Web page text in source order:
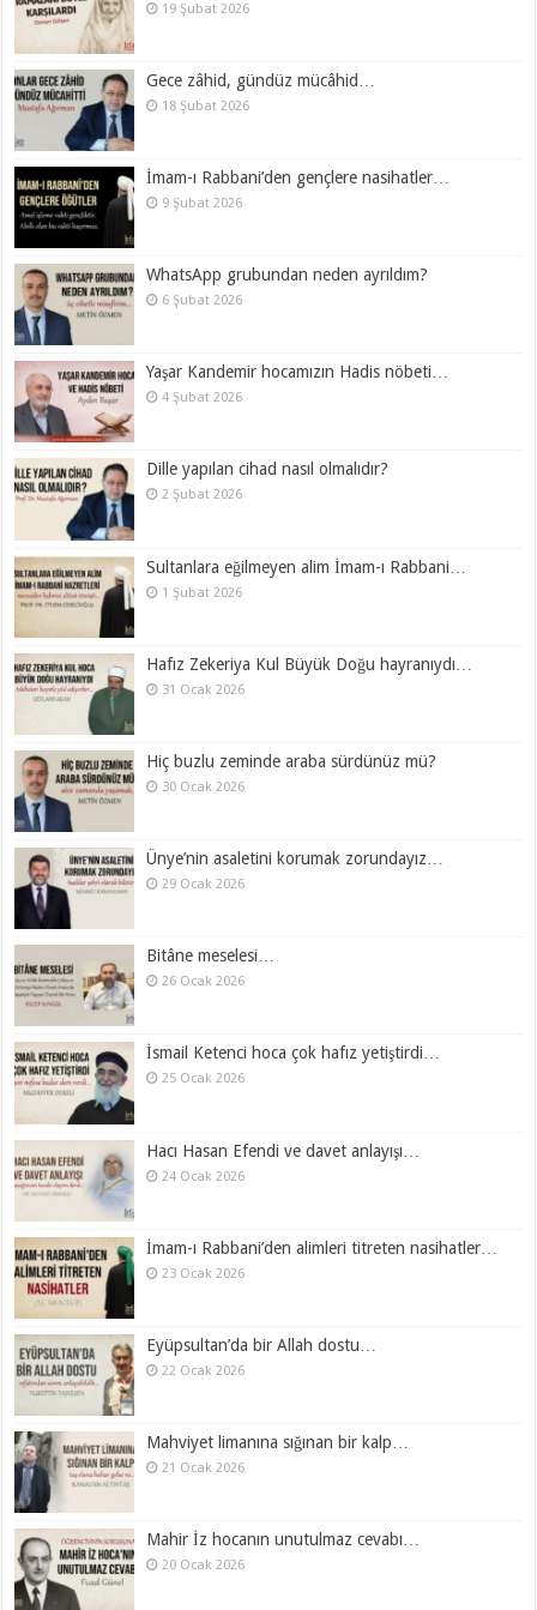
19 Şubat 2026
Gece zâhid, gündüz mücâhid…
18 Şubat 2026
İmam-ı Rabbani’den gençlere nasihatler…
9 Şubat 2026
WhatsApp grubundan neden ayrıldım?
6 Şubat 2026
Yaşar Kandemir hocamızın Hadis nöbeti…
4 Şubat 2026
Dille yapılan cihad nasıl olmalıdır?
2 Şubat 2026
Sultanlara eğilmeyen alim İmam-ı Rabbani…
1 Şubat 2026
Hafız Zekeriya Kul Büyük Doğu hayranıydı…
31 Ocak 2026
Hiç buzlu zeminde araba sürdünüz mü?
30 Ocak 2026
Ünye’nin asaletini korumak zorundayız…
29 Ocak 2026
Bitâne meselesi…
26 Ocak 2026
İsmail Ketenci hoca çok hafız yetiştirdi…
25 Ocak 2026
Hacı Hasan Efendi ve davet anlayışı…
24 Ocak 2026
İmam-ı Rabbani’den alimleri titreten nasihatler…
23 Ocak 2026
Eyüpsultan’da bir Allah dostu…
22 Ocak 2026
Mahviyet limanına sığınan bir kalp…
21 Ocak 2026
Mahir İz hocanın unutulmaz cevabı…
20 Ocak 2026